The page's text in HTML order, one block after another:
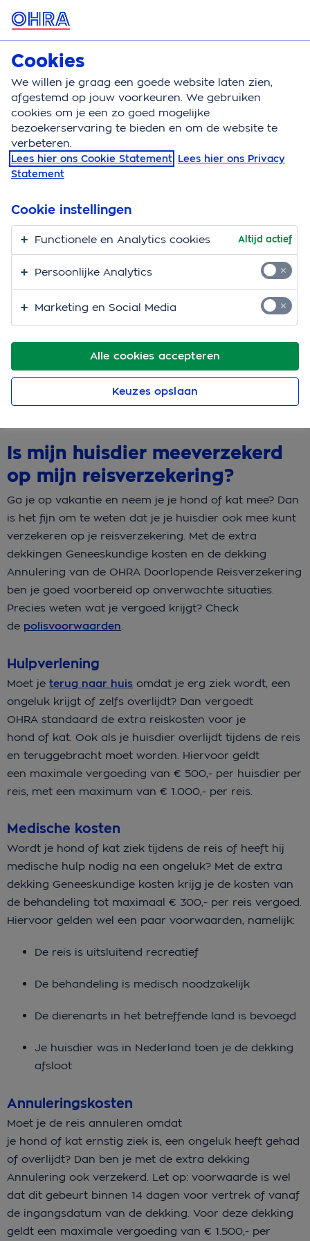
MENU
Doorlopende reisverzekering
Doorlopende reisverzekering Dekking
Reisverzekering voor
huisdieren: samen
zorgeloos op reis
Neem je je hond of kat gezellig mee op vakantie?
Logisch, want je huisdier hoort bij je gezin! Dat vinden
wij ook en daarom zijn Bella, Tijgertje en Black Beauty
zorgeloos op reis.
Bereken je premie
Meer informatie
Is mijn huisdier meeverzekerd
op mijn reisverzekering?
Ga je op vakantie en neem je je hond of kat mee? Dan
is het fijn om te weten dat je je huisdier ook mee kunt
verzekeren op je reisverzekering. Met de extra
dekkingen Geneeskundige kosten en de dekking
Annulering van de OHRA Doorlopende Reisverzekering
ben je goed voorbereid op onverwachte situaties.
Precies weten wat je vergoed krijgt? Check
de polisvoorwaarden.
Hulpverlening
Moet je terug naar huis omdat je erg ziek wordt, een
ongeluk krijgt of zelfs overlijdt? Dan vergoedt
OHRA standaard de extra reiskosten voor je
hond of kat. Ook als je huisdier overlijdt tijdens de reis
en teruggebracht moet worden. Hiervoor geldt
een maximale vergoeding van € 500,- per huisdier per
reis, met een maximum van € 1.000,- per reis.
Medische kosten
Wordt je hond of kat ziek tijdens de reis of heeft hij
medische hulp nodig na een ongeluk? Met de extra
dekking Geneeskundige kosten krijg je de kosten van
de behandeling tot maximaal € 300,- per reis vergoed.
Hiervoor gelden wel een paar voorwaarden, namelijk:
De reis is uitsluitend recreatief
De behandeling is medisch noodzakelijk
De dierenarts in het betreffende land is bevoegd
Je huisdier was in Nederland toen je de dekking
afsloot
Annuleringskosten
Moet je de reis annuleren omdat
je hond of kat ernstig ziek is, een ongeluk heeft gehad
of overlijdt? Dan ben je met de extra dekking
Annulering ook verzekerd. Let op: voorwaarde is wel
dat dit gebeurt binnen 14 dagen voor vertrek of vanaf
de ingangsdatum van de dekking. Voor deze dekking
geldt een maximale vergoeding van € 1.500,- per
Cookies
We willen je graag een goede website laten zien,
afgestemd op jouw voorkeuren. We gebruiken
cookies om je een zo goed mogelijke
bezoekerservaring te bieden en om de website te
verbeteren.
Lees hier ons Cookie Statement Lees hier ons Privacy
Statement
Alle cookies accepteren
Cookie instellingen
Functionele en Analytics cookies Altijd actief
Persoonlijke Analytics
Marketing en Social Media
Keuzes opslaan